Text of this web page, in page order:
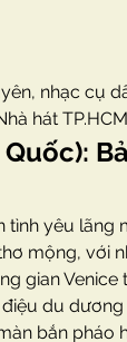
nhạc cụ
hát
tình yêu lãng
mộng, với
gian
du
bắn pháo